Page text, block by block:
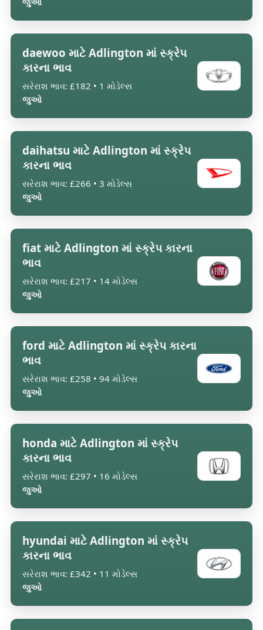
daewoo માટે Adlington માં સ્ક્રેપ
કારના ભાવ
સરેરાશ ભાવ: £182 • 1 મોડેલ્સ
જુઓ
daihatsu માટે Adlington માં સ્ક્રેપ
કારના ભાવ
સરેરાશ ભાવ: £266 • 3 મોડેલ્સ
જુઓ
fiat માટે Adlington માં સ્ક્રેપ કારના
ભાવ
સરેરાશ ભાવ: £217 • 14 મોડેલ્સ
જુઓ
ford માટે Adlington માં સ્ક્રેપ કારના
ભાવ
સરેરાશ ભાવ: £258 • 94 મોડેલ્સ
જુઓ
honda માટે Adlington માં સ્ક્રેપ
કારના ભાવ
સરેરાશ ભાવ: £297 • 16 મોડેલ્સ
જુઓ
hyundai માટે Adlington માં સ્ક્રેપ
કારના ભાવ
સરેરાશ ભાવ: £342 • 11 મોડેલ્સ
જુઓ